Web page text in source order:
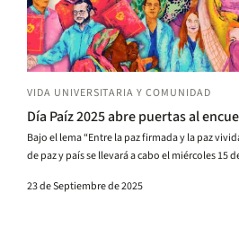
VIDA UNIVERSITARIA Y COMUNIDAD
Día Paíz 2025 abre puertas al
Bajo el lema “Entre la paz firmada y la paz
de paz y país se llevará a cabo el miércoles 15
23 de Septiembre de 2025